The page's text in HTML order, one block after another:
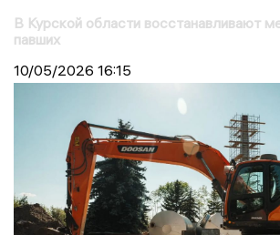
В Курской области восстанавливают
павших
10/05/2026 16:15